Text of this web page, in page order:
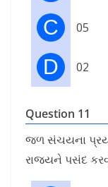
C 05
D 02
Question 11
જળ સંચયના
રાજ્યને પસંદ